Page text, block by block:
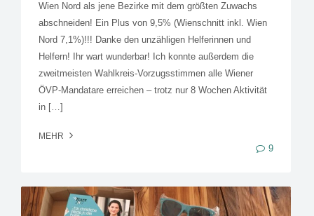
Wien Nord als jene Bezirke mit dem größten Zuwachs
abschneiden! Ein Plus von 9,5% (Wienschnitt inkl. Wien
Nord 7,1%)!!! Danke den unzähligen Helferinnen und
Helfern! Ihr wart wunderbar! Ich konnte außerdem die
zweitmeisten Wahlkreis-Vorzugsstimmen alle Wiener
ÖVP-Mandatare erreichen – trotz nur 8 Wochen Aktivität
in […]
MEHR
9